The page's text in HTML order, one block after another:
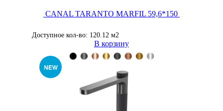
CANAL TARANTO MARFIL 59,6*150
Доступное кол-во: 120.12 м2
В корзину